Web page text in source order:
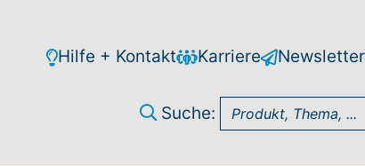
Hilfe + Kontakt Karriere Newsletter
Suche: